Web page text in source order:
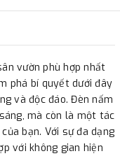
với không gian hiện
phù hợp cho
vườn phù hợp nhất
phá bí quyết dưới đây
và độc đáo. Đèn nấm
mà còn là một tác
bạn. Với sự đa dạng
với không gian hiện